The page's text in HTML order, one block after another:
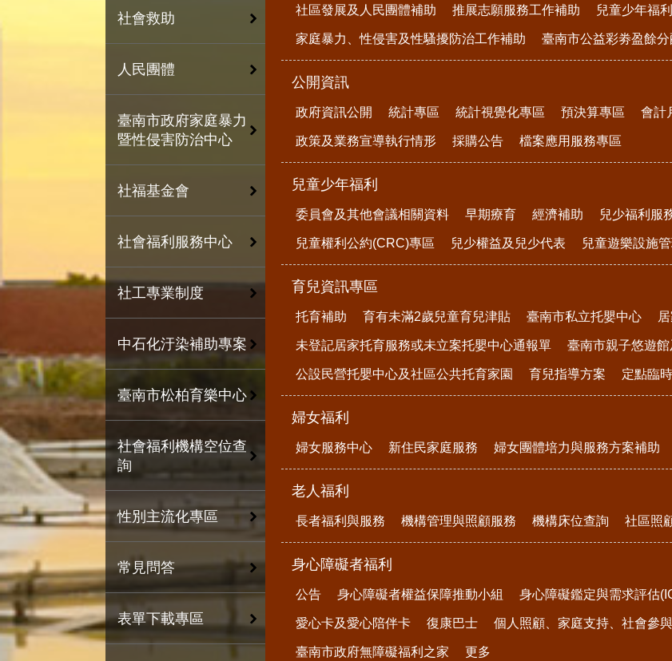
社會救助
人民團體
臺南市政府家庭暴力
暨性侵害防治中心
社福基金會
社會福利服務中心
社工專業制度
中石化汙染補助專案
臺南市松柏育樂中心
社會福利機構空位查
詢
性別主流化專區
常見問答
表單下載專區
社區發展及人民團體補助 推展志願服務工作補助 兒童少年福
家庭暴力、性侵害及性騷擾防治工作補助 臺南市公益彩劵盈餘分
公開資訊
政府資訊公開 統計專區 統計視覺化專區 預決算專區 會計
政策及業務宣導執行情形 採購公告 檔案應用服務專區
兒童少年福利
委員會及其他會議相關資料 早期療育 經濟補助 兒少福利服
兒童權利公約(CRC)專區 兒少權益及兒少代表 兒童遊樂設施
育兒資訊專區
托育補助 育有未滿2歲兒童育兒津貼 臺南市私立托嬰中心
未登記居家托育服務或未立案托嬰中心通報單 臺南市親子悠遊
公設民營托嬰中心及社區公共托育家園 育兒指導方案 定點臨
婦女福利
婦女服務中心 新住民家庭服務 婦女團體培力與服務方案補助
老人福利
長者福利與服務 機構管理與照顧服務 機構床位查詢 社區照
身心障礙者福利
公告 身心障礙者權益保障推動小組 身心障礙鑑定與需求評估
愛心卡及愛心陪伴卡 復康巴士 個人照顧、家庭支持、社會參與
臺南市政府無障礙福利之家 更多